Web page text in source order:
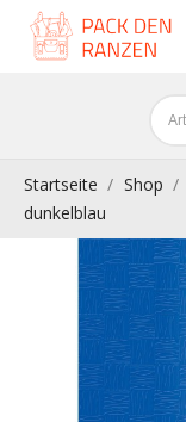
Startseite Shop
dunkelblau